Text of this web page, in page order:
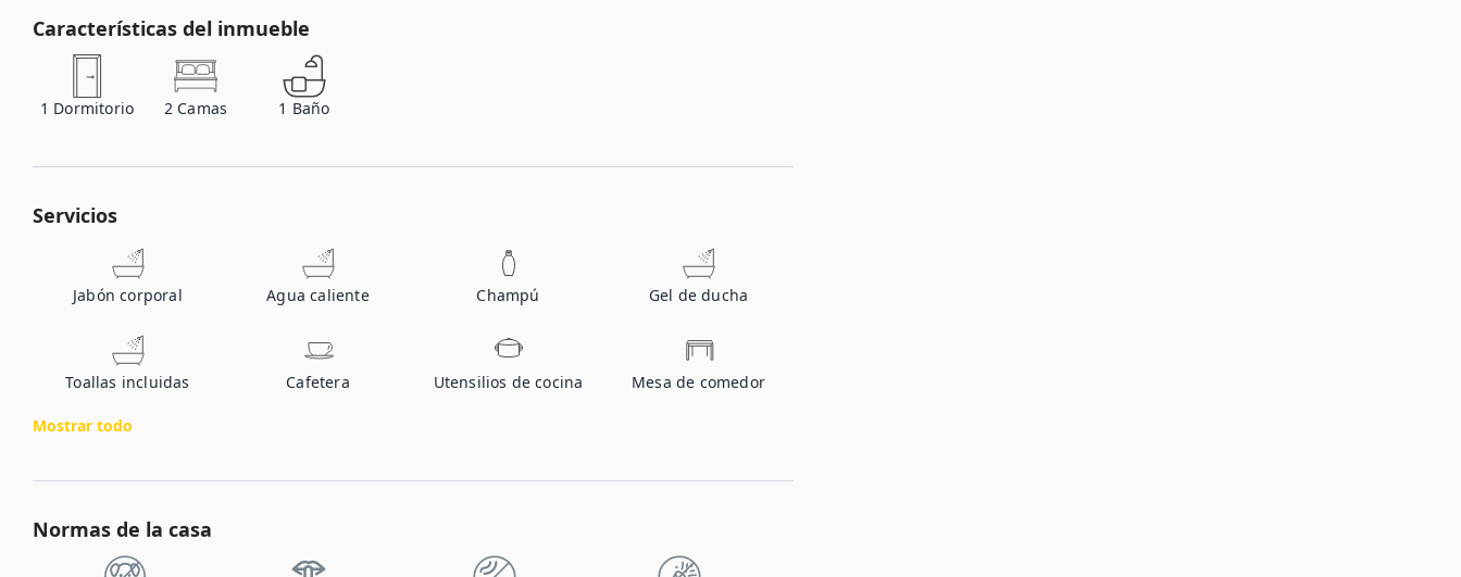
Características del inmueble
1 Dormitorio 2 Camas 1 Baño
Servicios
Jabón corporal Agua caliente Champú Gel de ducha
Toallas incluidas Cafetera Utensilios de cocina Mesa de comedor
Mostrar todo
Normas de la casa